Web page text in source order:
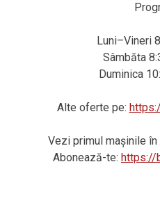
Luni–Vineri
Sâmbăta
Duminica
Alte oferte pe:
Vezi primul mașinile
Abonează-te: https://